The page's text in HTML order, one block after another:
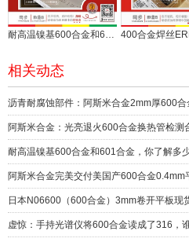
耐高温镍基600合金和601合金，你了解多少？2和3毫米现货
相关动态
阿斯米合金：光亮退火600合金换热管检测
阿斯米合金完美交付美国产600合金0.4mm
日本N06600（600合金）3mm卷开平板现
虚惊：手持光谱仪将600合金读成了316，